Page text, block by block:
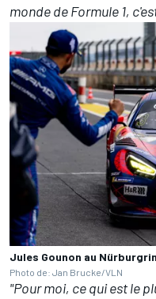
monde de Formule 1,
Jules Gounon au
Photo de: Jan Brucke/VLN
"Pour moi, ce qui est le